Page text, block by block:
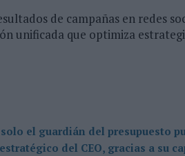
de campañas en redes
unificada que optimiza
el guardián del presupuesto
del CEO, gracias a su